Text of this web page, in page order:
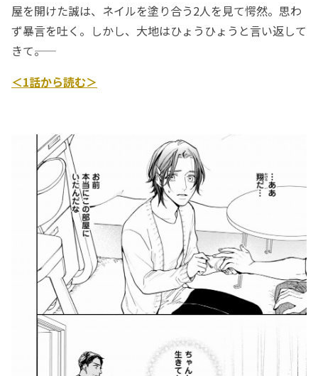
屋を開けた誠は、ネイルを塗り合う2人を見て愕然。思わ
ず暴言を吐く。しかし、大地はひょうひょうと言い返して
きて――。
＜1話から読む＞